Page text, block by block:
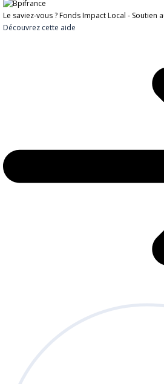
Le saviez-vous ?Fonds Impact Local - Soutien
Découvrez cette aide